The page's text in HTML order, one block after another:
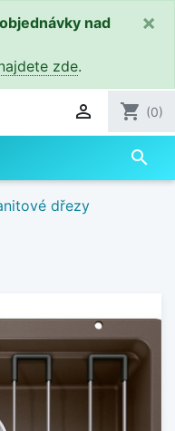
nad
zde.
×
 shopping_cart (0)
search
dřezy